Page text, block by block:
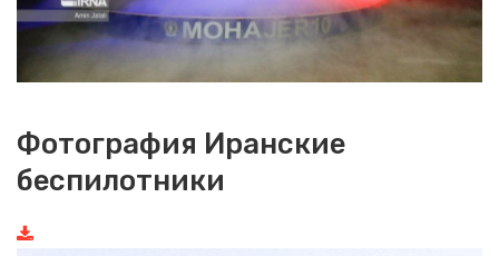
Фотография Иранские
беспилотники